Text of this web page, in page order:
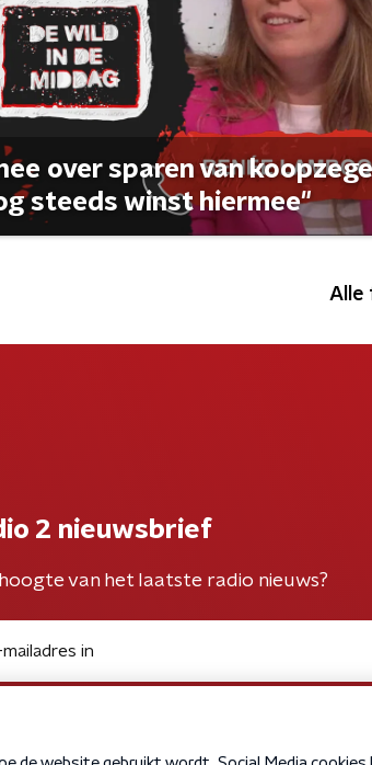
over sparen van
steeds winst hiermee"
Alle
2 nieuwsbrief
van het laatste radio nieuws?